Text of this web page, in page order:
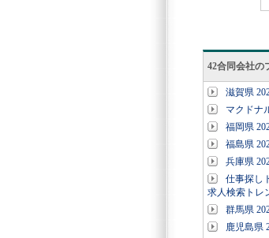
42合同会社の
滋賀県
マクドナ
福岡県
福島県
兵庫県
仕事探し
求人検索トレ
群馬県
鹿児島県